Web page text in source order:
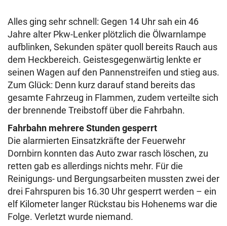
Alles ging sehr schnell: Gegen 14 Uhr sah ein 46
Jahre alter Pkw-Lenker plötzlich die Ölwarnlampe
aufblinken, Sekunden später quoll bereits Rauch aus
dem Heckbereich. Geistesgegenwärtig lenkte er
seinen Wagen auf den Pannenstreifen und stieg aus.
Zum Glück: Denn kurz darauf stand bereits das
gesamte Fahrzeug in Flammen, zudem verteilte sich
der brennende Treibstoff über die Fahrbahn.
Fahrbahn mehrere Stunden gesperrt
Die alarmierten Einsatzkräfte der Feuerwehr
Dornbirn konnten das Auto zwar rasch löschen, zu
retten gab es allerdings nichts mehr. Für die
Reinigungs- und Bergungsarbeiten mussten zwei der
drei Fahrspuren bis 16.30 Uhr gesperrt werden – ein
elf Kilometer langer Rückstau bis Hohenems war die
Folge. Verletzt wurde niemand.